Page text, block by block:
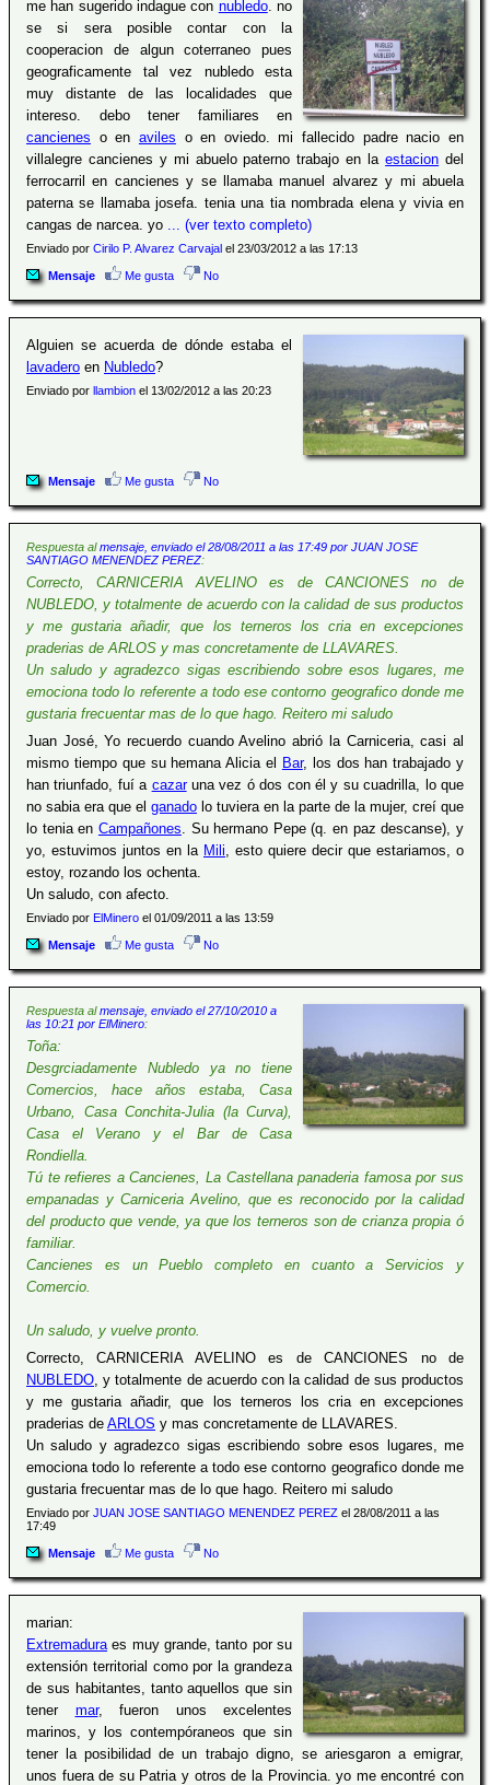
me han sugerido indague con nubledo. no
se si sera posible contar con la
cooperacion de algun coterraneo pues
geograficamente tal vez nubledo esta
muy distante de las localidades que
intereso. debo tener familiares en
cancienes o en aviles o en oviedo. mi fallecido padre nacio en
villalegre cancienes y mi abuelo paterno trabajo en laestacion del
ferrocarril en cancienes y se llamaba manuel alvarez y mi abuela
paterna se llamaba josefa. tenia una tia nombrada elena y vivia en
cangas de narcea. yo
... (ver texto completo)
Enviado por Cirilo P. Alvarez Carvajal el 23/03/2012 a las 17:13
Mensaje Me gusta No
Alguien se acuerda de dónde estaba el
lavadero en Nubledo?
Enviado por llambion el 13/02/2012 a las 20:23
Mensaje Me gusta No
Respuesta almensaje, enviado el 28/08/2011 a las 17:49 por JUAN JOSE
SANTIAGO MENENDEZ PEREZ:
Correcto, CARNICERIA AVELINO es de CANCIONES no de
NUBLEDO, y totalmente de acuerdo con la calidad de sus productos
y me gustaria añadir, que los terneros los cria en excepciones
praderias de ARLOS y mas concretamente de LLAVARES.
Un saludo y agradezco sigas escribiendo sobre esos lugares, me
emociona todo lo referente a todo ese contorno geografico donde me
gustaria frecuentar mas de lo que hago. Reitero mi saludo
Juan José, Yo recuerdo cuando Avelino abrió la Carniceria, casi al
mismo tiempo que su hemana Alicia el
Bar, los dos han trabajado y
han triunfado, fuí a cazaruna vez ó dos con él y su cuadrilla, lo que
no sabia era que el ganado lo tuviera en la parte de la mujer, creí que
lo tenia en Campañones . Su hermano Pepe (q. en paz descanse), y
yo, estuvimos juntos en la Mili , esto quiere decir que estariamos, o
estoy, rozando los ochenta.
Un saludo, con afecto.
Enviado por ElMinero el 01/09/2011 a las 13:59
Mensaje Me gusta No
Respuesta almensaje, enviado el 27/10/2010 a
las 10:21 por ElMinero:
Toña:
Desgrciadamente Nubledo ya no tiene
Comercios, hace años estaba, Casa
Urbano, Casa Conchita-Julia (la Curva),
Casa el Verano y el Bar de Casa
Rondiella.
Tú te refieres a Cancienes, La Castellana panaderia famosa por sus
empanadas y Carniceria Avelino, que es reconocido por la calidad
del producto que vende, ya que los terneros son de crianza propia ó
familiar.
Cancienes es un Pueblo completo en cuanto a Servicios y
Comercio.
Un saludo, y vuelve pronto.
Correcto, CARNICERIA AVELINO es de CANCIONES no de
NUBLEDO , y totalmente de acuerdo con la calidad de sus productos
y me gustaria añadir, que los terneros los cria en excepciones
praderias de ARLOS y mas concretamente de LLAVARES.
Un saludo y agradezco sigas escribiendo sobre esos lugares, me
emociona todo lo referente a todo ese contorno geografico donde me
gustaria frecuentar mas de lo que hago. Reitero mi saludo
Enviado por JUAN JOSE SANTIAGO MENENDEZ PEREZ el 28/08/2011 a las
17:49
Mensaje Me gusta No
marian:
Extremadura es muy grande, tanto por su
extensión territorial como por la grandeza
de sus habitantes, tanto aquellos que sin
tener mar, fueron unos excelentes
marinos, y los contempóraneos que sin
tener la posibilidad de un trabajo digno, se ariesgaron a emigrar,
unos fuera de su Patria y otros de la Provincia. yo me encontré con